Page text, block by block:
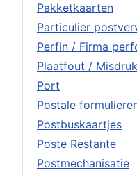
Pakketkaarten
Particulier
Perfin / Firma
Plaatfout / Misdruk
Port
Postale
Postbuskaartjes
Poste Restante
Postmechanisatie